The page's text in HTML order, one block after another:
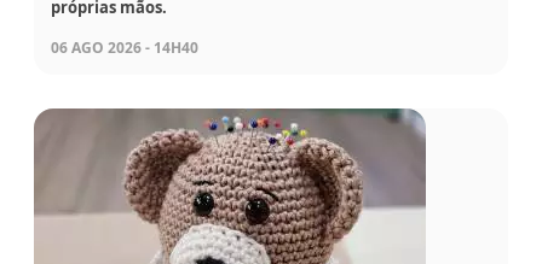
próprias mãos.
06 AGO 2026 - 14H40